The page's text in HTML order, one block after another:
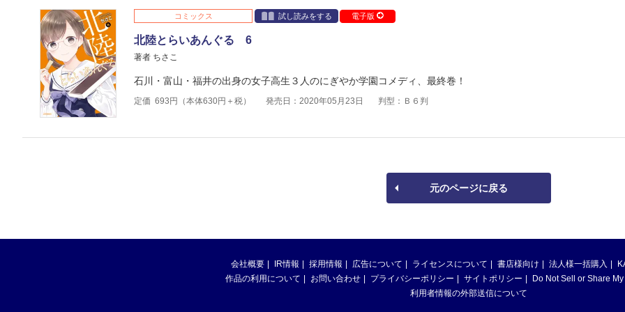
コミックス 試し読みをする 電子版
北陸とらいあんぐる 6
著者 ちさこ
石川・富山・福井の出身の女子高生３人のにぎやか学園コメディ、最終巻！
定価 693 円（本体630円＋税） 発売日：2020年05月23日 判型：Ｂ６判
元のページに戻る
会社概要 IR情報 採用情報 広告について ライセンスについて 書店様向け 法人様一括購入
作品の利用について
お問い合わせ プライバシーポリシー サイトポリシー
Do Not Sell or Share
利用者情報の外部送信について